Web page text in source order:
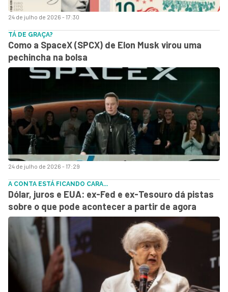
24 de julho de 2026 - 17:30
24 de julho de 2026 - 17:29
TÁ DE GRAÇA?
Como a SpaceX (SPCX) de Elon Musk virou uma
pechincha na bolsa
A CONTA ESTÁ FICANDO CARA...
Dólar, juros e EUA: ex-Fed e ex-Tesouro dá pistas
sobre o que pode acontecer a partir de agora